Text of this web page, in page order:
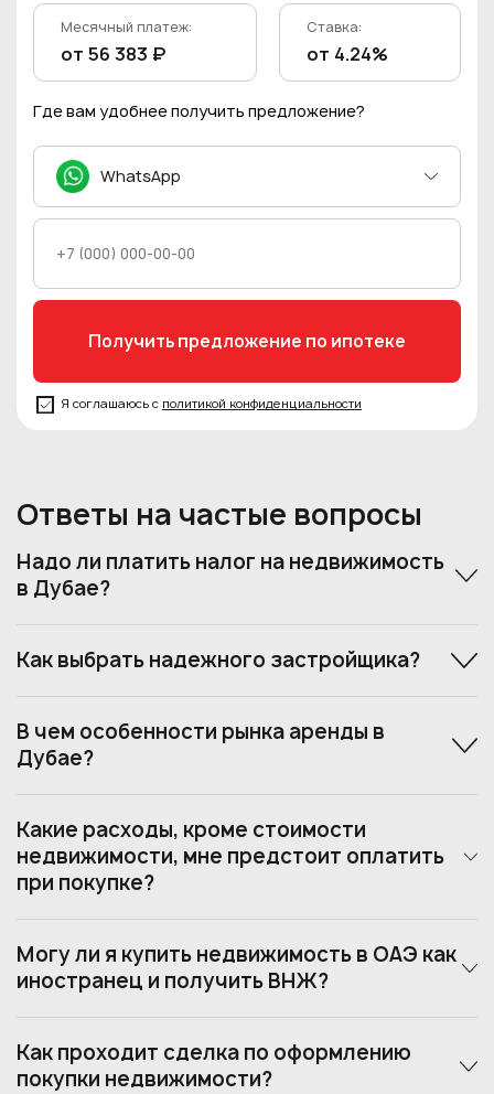
Месячный платеж:
от 56 383 ₽
Ставка:
от 4.24%
Где вам удобнее получить предложение?
WhatsApp
Я соглашаюсь с политикой конфиденциальности
Ответы на частые вопросы
Надо ли платить налог на недвижимость
в Дубае?
Как выбрать надежного застройщика?
В чем особенности рынка аренды в
Дубае?
Какие расходы, кроме стоимости
недвижимости, мне предстоит оплатить
при покупке?
Могу ли я купить недвижимость в ОАЭ как
иностранец и получить ВНЖ?
Как проходит сделка по оформлению
покупки недвижимости?